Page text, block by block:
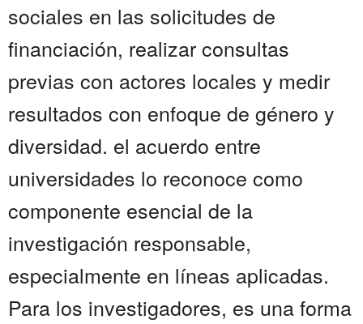
sociales en las solicitudes de
financiación, realizar consultas
previas con actores locales y medir
resultados con enfoque de género y
diversidad. el acuerdo entre
universidades lo reconoce como
componente esencial de la
investigación responsable,
especialmente en líneas aplicadas.
Para los investigadores, es una forma